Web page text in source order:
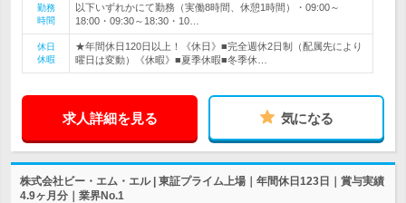
勤務
時間
以下いずれかにて勤務（実働8時間、休憩1時間）・09:00～
18:00・09:30～18:30・10…
休日
休暇
★年間休日120日以上！《休日》■完全週休2日制（配属先により
曜日は変動）《休暇》■夏季休暇■冬季休…
求人詳細を見る 気になる
株式会社ビー・エム・エル | 東証プライム上場｜年間休日123日｜賞与実績
4.9ヶ月分｜業界No.1